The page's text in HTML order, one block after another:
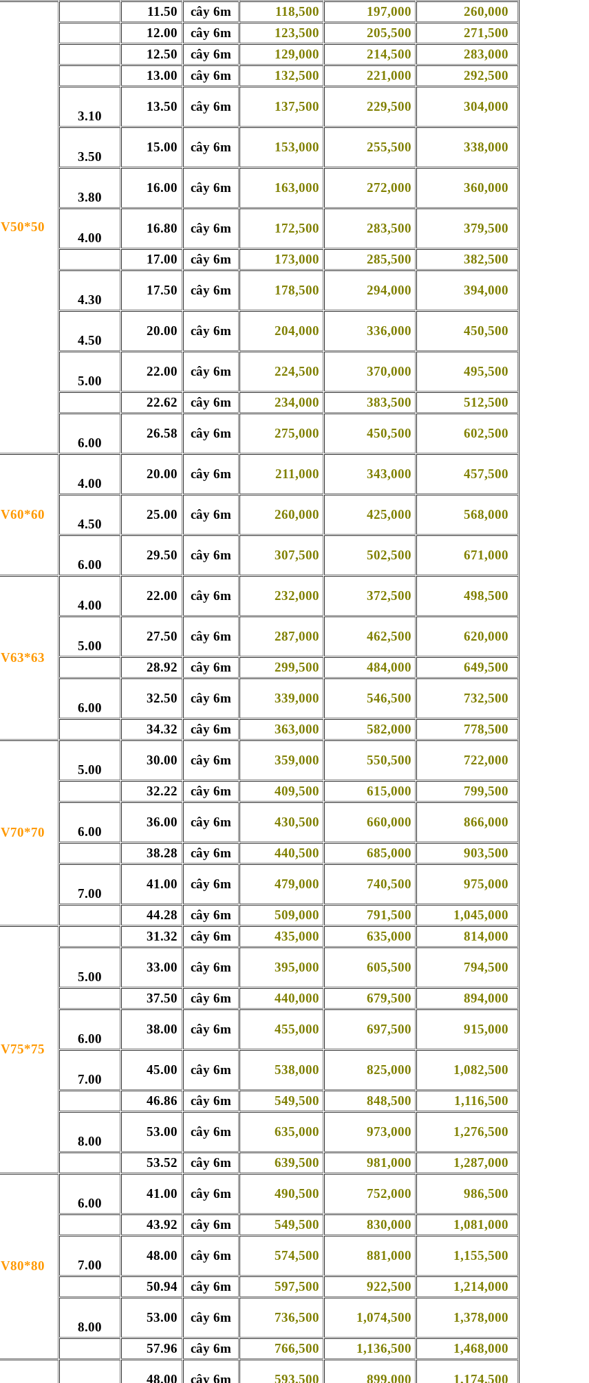
V50*50
11.50 cây 6m 118,500 197,000
260,000
12.00 cây 6m 123,500 205,500
271,500
12.50 cây 6m 129,000 214,500
283,000
13.00 cây 6m 132,500 221,000 292,500
3.10
13.50 cây 6m 137,500 229,500 304,000
3.50
15.00 cây 6m 153,000 255,500 338,000
3.80
16.00 cây 6m 163,000 272,000 360,000
4.00
16.80 cây 6m 172,500 283,500 379,500
17.00 cây 6m 173,000 285,500 382,500
4.30
17.50 cây 6m 178,500 294,000 394,000
4.50
20.00 cây 6m 204,000 336,000 450,500
5.00
22.00 cây 6m 224,500 370,000 495,500
22.62 cây 6m 234,000 383,500 512,500
6.00
26.58 cây 6m 275,000 450,500 602,500
V60*60
4.00
20.00 cây 6m 211,000 343,000 457,500
4.50
25.00 cây 6m 260,000 425,000 568,000
6.00
29.50 cây 6m 307,500 502,500 671,000
V63*63
4.00
22.00 cây 6m 232,000 372,500 498,500
5.00
27.50 cây 6m 287,000 462,500 620,000
28.92 cây 6m 299,500 484,000 649,500
6.00
32.50 cây 6m 339,000 546,500 732,500
34.32 cây 6m 363,000 582,000 778,500
V70*70
5.00
30.00 cây 6m 359,000 550,500 722,000
32.22 cây 6m 409,500 615,000 799,500
6.00
36.00 cây 6m 430,500 660,000 866,000
38.28 cây 6m 440,500 685,000 903,500
7.00
41.00 cây 6m 479,000 740,500 975,000
44.28 cây 6m 509,000 791,500
1,045,000
V75*75
31.32 cây 6m 435,000 635,000 814,000
5.00
33.00 cây 6m 395,000 605,500 794,500
37.50 cây 6m 440,000 679,500 894,000
6.00
38.00 cây 6m 455,000 697,500 915,000
7.00
45.00 cây 6m 538,000 825,000 1,082,500
46.86 cây 6m 549,500 848,500 1,116,500
8.00
53.00 cây 6m 635,000 973,000 1,276,500
53.52 cây 6m 639,500 981,000 1,287,000
V80*80
6.00
41.00 cây 6m 490,500 752,000 986,500
43.92 cây 6m 549,500 830,000 1,081,000
7.00
48.00 cây 6m 574,500 881,000 1,155,500
50.94 cây 6m 597,500 922,500 1,214,000
8.00
53.00 cây 6m 736,500 1,074,500 1,378,000
57.96 cây 6m 766,500 1,136,500 1,468,000
48.00 cây 6m 593,500 899,000 1,174,500